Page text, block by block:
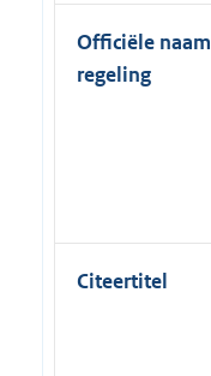
Officiële naam
regeling
Citeertitel